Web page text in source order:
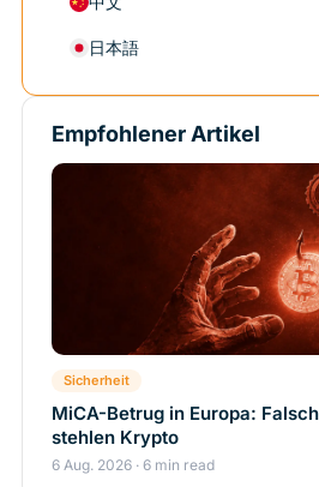
日本語
Empfohlener Artikel
Sicherheit
MiCA-Betrug in Europa:
stehlen Krypto
6 Aug. 2026 · 6 min read